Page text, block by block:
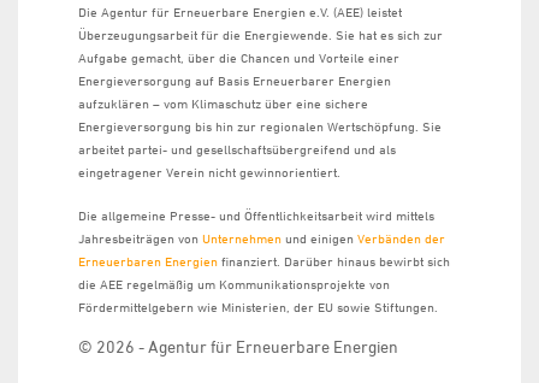
Die Agentur für Erneuerbare Energien e.V. (AEE) leistet
Überzeugungsarbeit für die Energiewende. Sie hat es sich zur
Aufgabe gemacht, über die Chancen und Vorteile einer
Energieversorgung auf Basis Erneuerbarer Energien
aufzuklären – vom Klimaschutz über eine sichere
Energieversorgung bis hin zur regionalen Wertschöpfung. Sie
arbeitet partei- und gesellschaftsübergreifend und als
eingetragener Verein nicht gewinnorientiert.
Die allgemeine Presse- und Öffentlichkeitsarbeit wird mittels
Jahresbeiträgen von Unternehmen und einigen Verbänden der
Erneuerbaren Energien finanziert. Darüber hinaus bewirbt sich
die AEE regelmäßig um Kommunikationsprojekte von
Fördermittelgebern wie Ministerien, der EU sowie Stiftungen.
© 2026 - Agentur für Erneuerbare Energien